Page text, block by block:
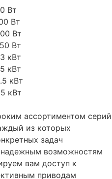
Вт
Вт
Вт
Вт
кВт
кВт
кВт
кВт
ассортиментом серий
из которых
задач
надежным возможностям
вам доступ к
приводам